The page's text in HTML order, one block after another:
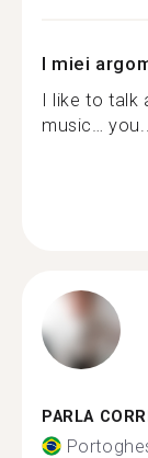
I miei
I like to talk
music…
PARLA